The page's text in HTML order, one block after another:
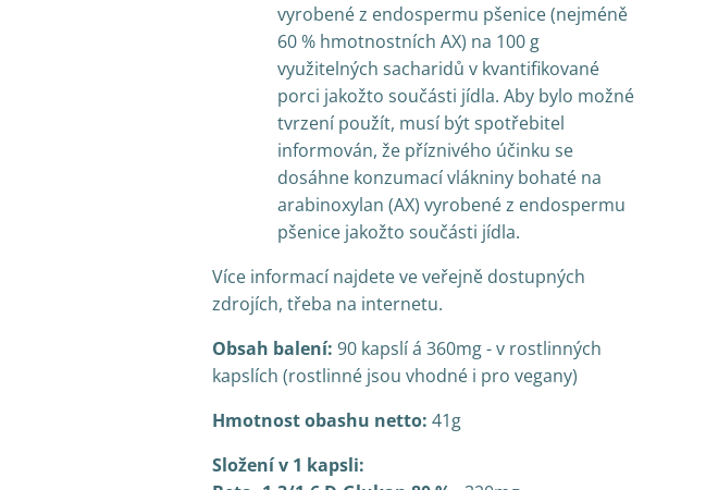
vyrobené z endospermu pšenice (nejméně
60 % hmotnostních AX) na 100 g
využitelných sacharidů v kvantifikované
porci jakožto součásti jídla. Aby bylo možné
tvrzení použít, musí být spotřebitel
informován, že příznivého účinku se
dosáhne konzumací vlákniny bohaté na
arabinoxylan (AX) vyrobené z endospermu
pšenice jakožto součásti jídla.
Více informací najdete ve veřejně dostupných
zdrojích, třeba na internetu.
Obsah balení: 90 kapslí á 360mg - v rostlinných
kapslích (rostlinné jsou vhodné i pro vegany)
Hmotnost obashu netto:41g
Složení v 1 kapsli: